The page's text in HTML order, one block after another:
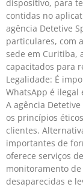
dispositivo, para
contidas no
agência Detetive
particulares, com
sede em Curitiba,
capacitados para
Legalidade: É
WhatsApp é
A agência
os princípios
clientes.
importantes de
oferece serviços
monitoramento de
desaparecidas e